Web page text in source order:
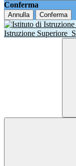
Conferma
Annulla Conferma
Istruzione Superiore